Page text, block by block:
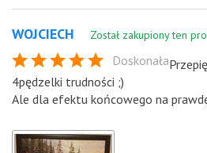
WOJCIECH Został zakupiony ten
Doskonała
4pędzelki trudności ;)
Ale dla efektu końcowego na